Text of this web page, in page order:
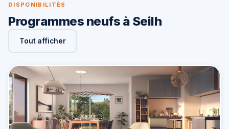
DISPONIBILITÉS
Programmes neufs à Seilh
Tout afficher